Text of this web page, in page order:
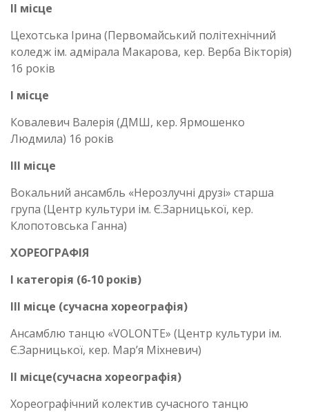
ІІ місце
Цехотська Ірина (Первомайський політехнічний
коледж ім. адмірала Макарова, кер. Верба Вікторія)
16 років
І місце
Ковалевич Валерія (ДМШ, кер. Ярмошенко
Людмила) 16 років
ІІІ місце
Вокальний ансамбль «Нерозлучні друзі» старша
група (Центр культури ім. Є.Зарницької, кер.
Клопотовська Ганна)
ХОРЕОГРАФІЯ
І категорія (6-10 років)
ІІІ місце (сучасна хореографія)
Ансамблю танцю «VOLONTE» (Центр культури ім.
Є.Зарницької, кер. Мар’я Міхневич)
ІІ місце(сучасна хореографія)
Хореографічний колектив сучасного танцю